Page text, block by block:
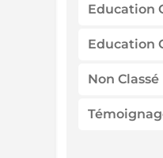
Education
Education
Non Classé